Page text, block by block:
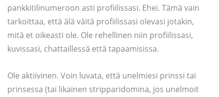
pankkitilinumeroon asti profiilissasi. Ehei. Tämä vain
tarkoittaa, että älä väitä profiilissasi olevasi jotakin,
mitä et oikeasti ole. Ole rehellinen niin profiilissasi,
kuvissasi, chattaillessä että tapaamisissa.
Ole aktiivinen. Voin luvata, että unelmiesi prinssi tai
prinsessa (tai likainen stripparidomina, jos unelmoit